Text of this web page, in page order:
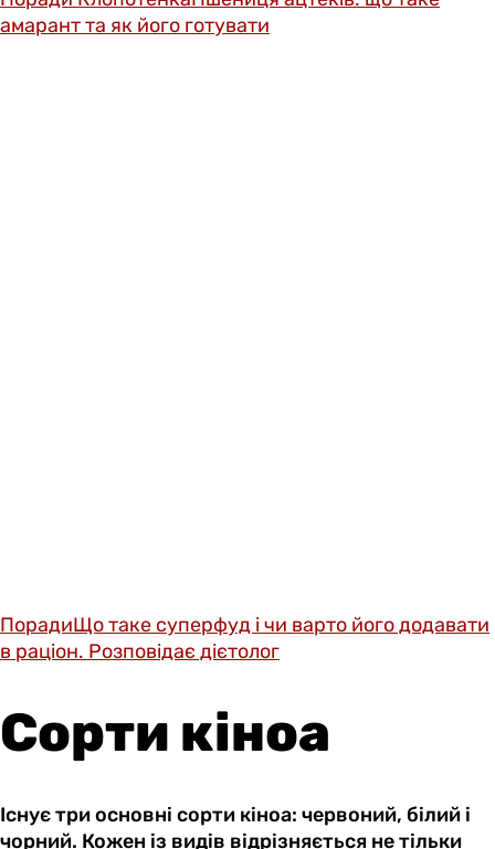
амарант та як його готувати
ПорадиЩо таке cуперфуд і чи варто його додавати
в раціон. Розповідає дієтолог
Сорти кіноа
Існує три основні сорти кіноа: червоний, білий і
чорний. Кожен із видів відрізняється не тільки